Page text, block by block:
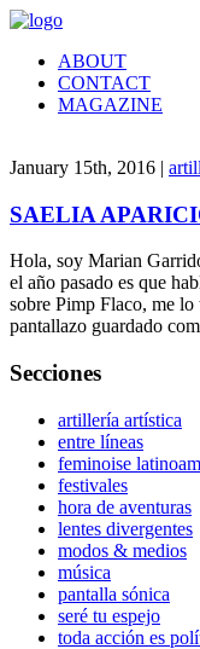
ABOUT
CONTACT
MAGAZINE
January 15th, 2016 |
SAELIA
Hola, soy Marian
el año pasado es que
sobre Pimp Flaco, me
pantallazo guardado
Secciones
artillería artística
entre líneas
feminoise
festivales
hora de aventuras
lentes divergentes
modos & medios
música
pantalla sónica
seré tu espejo
toda acción es